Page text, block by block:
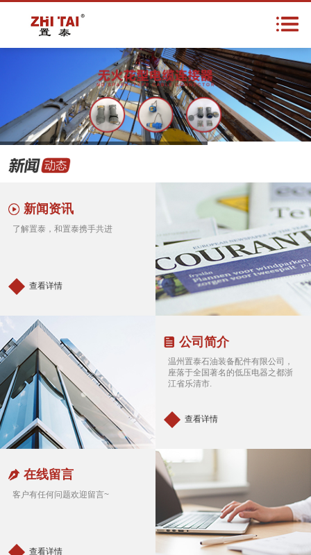
1 2
新闻资讯
了解置泰，和置泰携手共进
查看详情
公司简介
温州置泰石油装备配件有限公司，
座落于全国著名的低压电器之都浙
江省乐清市.
查看详情
在线留言
客户有任何问题欢迎留言~
查看详情
关于我们
新闻资讯
产品中心
在线留言
联系我们